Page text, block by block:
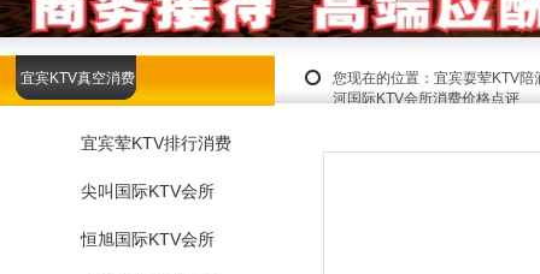
您现在的位置： 宜宾耍荤KTV陪
河国际KTV会所消费价格点评
宜宾KTV真空消费
宜宾荤KTV排行消费
尖叫国际KTV会所
恒旭国际KTV会所